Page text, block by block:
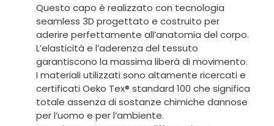
Questo capo è realizzato con tecnologia
seamless 3D progettato e costruito per
aderire perfettamente all’anatomia del corpo.
L’elasticità e l’aderenza del tessuto
garantiscono la massima liberà di movimento.
I materiali utilizzati sono altamente ricercati e
certificati Oeko Tex® standard 100 che significa
totale assenza di sostanze chimiche dannose
per l’uomo e per l’ambiente.